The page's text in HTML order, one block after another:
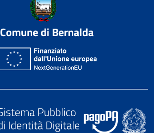
Comune di Bernalda